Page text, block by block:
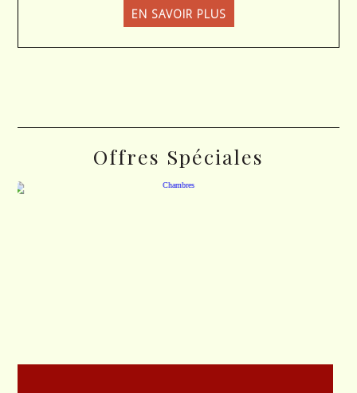
EN SAVOIR PLUS
Offres Spéciales